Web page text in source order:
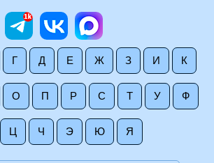
Г Д Е Ж З И К
О П Р С Т У Ф
Ц Ч Э Ю Я